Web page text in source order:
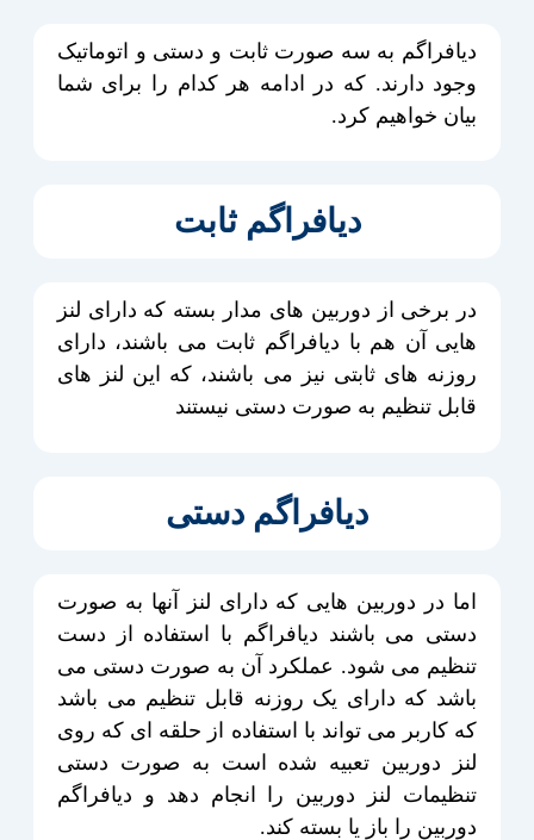
دیافراگم به سه صورت ثابت و دستی و اتوماتیک
وجود دارند. که در ادامه هر کدام را برای شما
بیان خواهیم کرد.
دیافراگم ثابت
در برخی از دوربین های مدار بسته که دارای لنز
هایی آن هم با دیافراگم ثابت می باشند، دارای
روزنه های ثابتی نیز می باشند، که این لنز های
قابل تنظیم به صورت دستی نیستند
دیافراگم دستی
اما در دوربین هایی که دارای لنز آنها به صورت
دستی می باشند دیافراگم با استفاده از دست
تنظیم می شود. عملکرد آن به صورت دستی می
باشد که دارای یک روزنه قابل تنظیم می باشد
که کاربر می تواند با استفاده از حلقه ای که روی
لنز دوربین تعبیه شده است به صورت دستی
تنظیمات لنز دوربین را انجام دهد و دیافراگم
دوربین را باز یا بسته کند.